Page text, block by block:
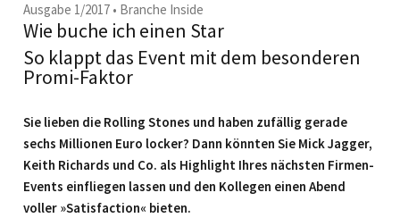
Ausgabe 1/2017 • Branche Inside
Wie buche ich einen Star
So klappt das Event mit dem besonderen
Promi-Faktor
Sie lieben die Rolling Stones und haben zufällig gerade
sechs Millionen Euro locker? Dann könnten Sie Mick Jagger,
Keith Richards und Co. als Highlight Ihres nächsten Firmen-
Events einfliegen lassen und den Kollegen einen Abend
voller »Satisfaction« bieten.